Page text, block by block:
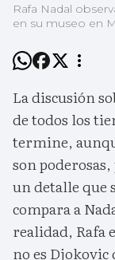
Rafa Nadal
en su museo en
La discusión
de todos los
termine,
son
un detalle que
compara a
realidad, Rafa
no es